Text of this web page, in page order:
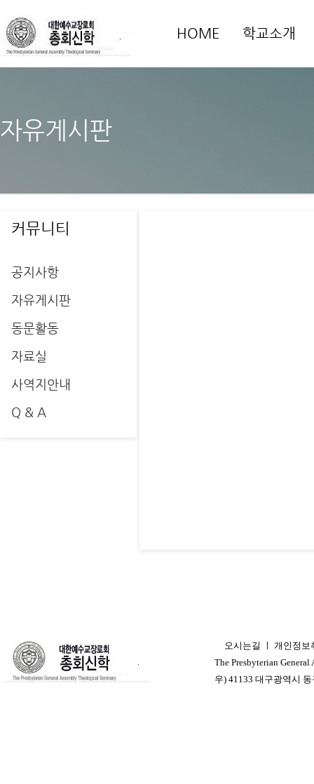
HOME 학교소개
자유게시판
커뮤니티
공지사항
자유게시판
동문활동
자료실
사역지안내
Q & A
오시는길
개인정보
The Presbyterian
우) 41133 대구광역시